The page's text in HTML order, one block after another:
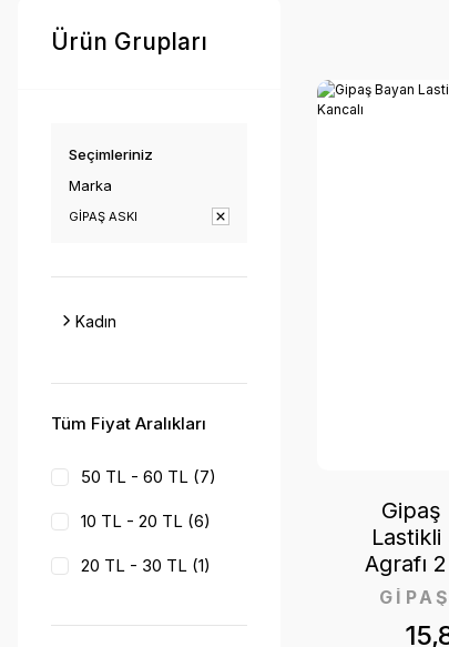
Ürün Grupları
Seçimleriniz
Marka
GİPAŞ ASKI
Kadın
Tüm Fiyat Aralıkları
50 TL - 60 TL (7)
10 TL - 20 TL (6)
20 TL - 30 TL (1)
Gipaş
Agrafı